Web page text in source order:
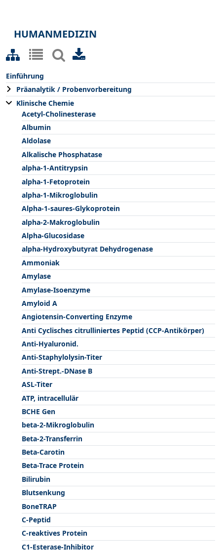
HUMANMEDIZIN
Einführung
Präanalytik / Probenvorbereitung
Klinische Chemie
Acetyl-Cholinesterase
Albumin
Aldolase
Alkalische Phosphatase
alpha-1-Antitrypsin
alpha-1-Fetoprotein
alpha-1-Mikroglobulin
Alpha-1-saures-Glykoprotein
alpha-2-Makroglobulin
Alpha-Glucosidase
alpha-Hydroxybutyrat Dehydrogenase
Ammoniak
Amylase
Amylase-Isoenzyme
Amyloid A
Angiotensin-Converting Enzyme
Anti Cyclisches citrulliniertes Peptid (CCP-Antikörper)
Anti-Hyaluronid.
Anti-Staphylolysin-Titer
Anti-Strept.-DNase B
ASL-Titer
ATP, intracellulär
BCHE Gen
beta-2-Mikroglobulin
Beta-2-Transferrin
Beta-Carotin
Beta-Trace Protein
Bilirubin
Blutsenkung
BoneTRAP
C-Peptid
C-reaktives Protein
C1-Esterase-Inhibitor